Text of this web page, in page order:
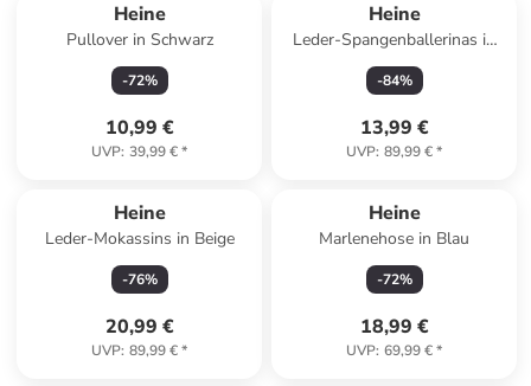
Heine
Pullover in Schwarz
-72%
10,99 €
UVP: 39,99 €*
Heine
Leder-Spangenballerinas in
Beige
-84%
13,99 €
UVP: 89,99 €*
Heine
Leder-Mokassins in Beige
-76%
20,99 €
UVP: 89,99 €*
Heine
Marlenehose in Blau
-72%
18,99 €
UVP: 69,99 €*